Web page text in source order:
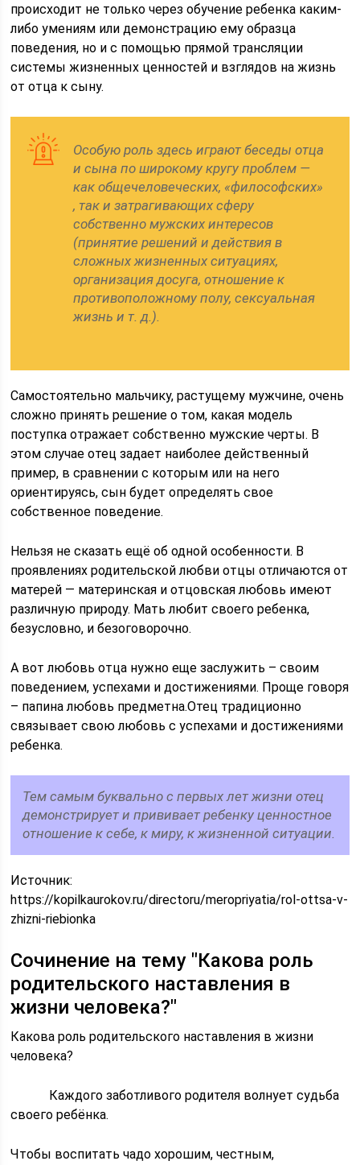
происходит не только через обучение ребенка каким-
либо умениям или демонстрацию ему образца
поведения, но и с помощью прямой трансляции
системы жизненных ценностей и взглядов на жизнь
от отца к сыну.
Особую роль здесь играют беседы отца
и сына по широкому кругу проблем —
как общечеловеческих, «философских»
, так и затрагивающих сферу
собственно мужских интересов
(принятие решений и действия в
сложных жизненных ситуациях,
организация досуга, отношение к
противоположному полу, сексуальная
жизнь и т. д.).
Самостоятельно мальчику, растущему мужчине, очень
сложно принять решение о том, какая модель
поступка отражает собственно мужские черты. В
этом случае отец задает наиболее действенный
пример, в сравнении с которым или на него
ориентируясь, сын будет определять свое
собственное поведение.
Нельзя не сказать ещё об одной особенности. В
проявлениях родительской любви отцы отличаются от
матерей — материнская и отцовская любовь имеют
различную природу. Мать любит своего ребенка,
безусловно, и безоговорочно.
А вот любовь отца нужно еще заслужить – своим
поведением, успехами и достижениями. Проще говоря
– папина любовь предметна.Отец традиционно
связывает свою любовь с успехами и достижениями
ребенка.
Тем самым буквально с первых лет жизни отец
демонстрирует и прививает ребенку ценностное
отношение к себе, к миру, к жизненной ситуации.
Источник:
https://kopilkaurokov.ru/directoru/meropriyatia/rol-ottsa-v-
zhizni-riebionka
Сочинение на тему "Какова роль
родительского наставления в
жизни человека?"
Какова роль родительского наставления в жизни
человека?
Каждого заботливого родителя волнует судьба
своего ребёнка.
Чтобы воспитать чадо хорошим, честным,